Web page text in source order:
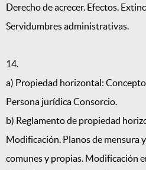
Derecho de acrecer. Efectos.
Servidumbres administrativas.
14.
a) Propiedad horizontal:
Persona jurídica Consorcio.
b) Reglamento de propiedad
Modificación. Planos de mensura
comunes y propias. Modificación